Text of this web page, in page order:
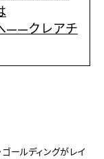
——クレアチ
ールディングがレイ